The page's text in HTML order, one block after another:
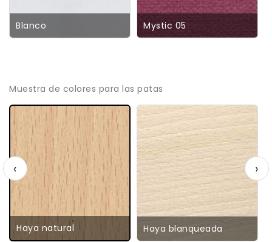
Blanco Mystic 05
Muestra de colores para las patas
Haya natural Haya blanqueada
‹ ›